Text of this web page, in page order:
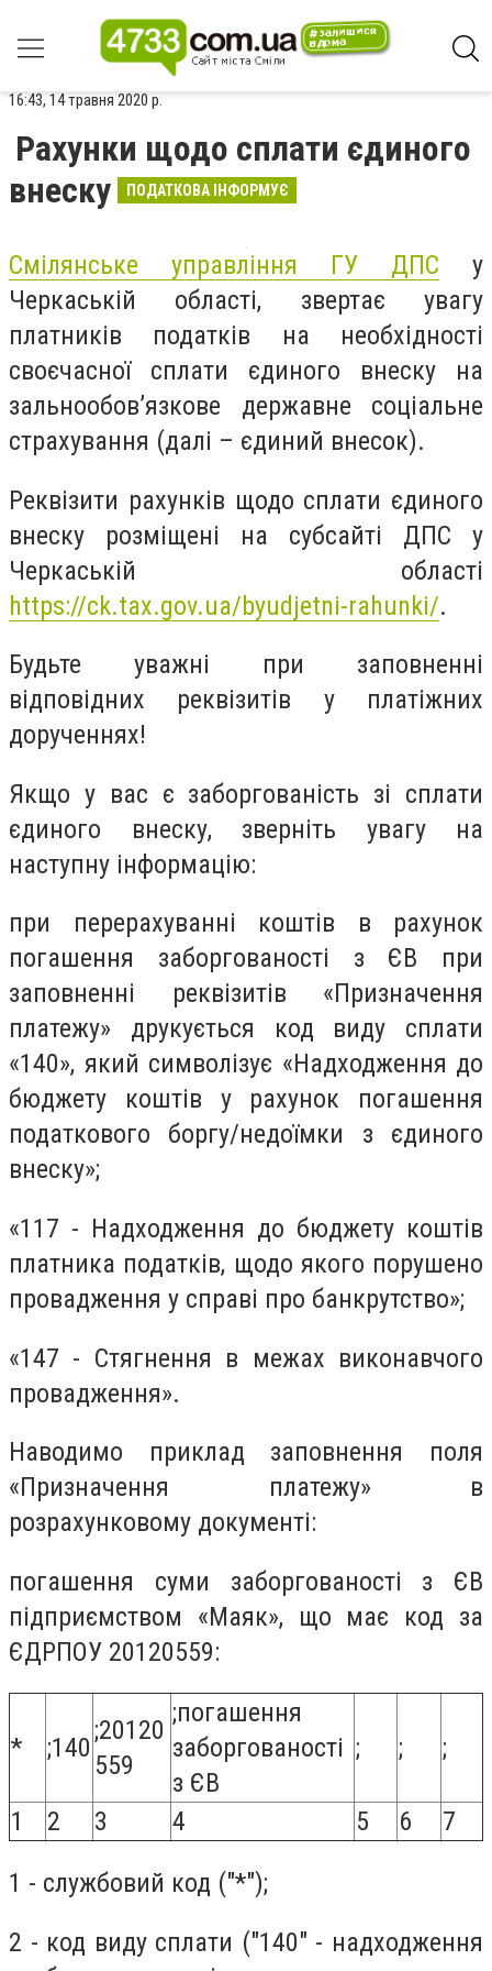
16:43, 14 травня 2020 р.
Рахунки щодо сплати єдиного
внеску
ПОДАТКОВА ІНФОРМУЄ
Смілянське управління ГУ ДПС у
Черкаській області, звертає увагу
платників податків на необхідності
своєчасної сплати єдиного внеску на
зальнообов’язкове державне соціальне
страхування (далі – єдиний внесок).
Реквізити рахунків щодо сплати єдиного
внеску розміщені на субсайті ДПС у
Черкаській області
https://ck.tax.gov.ua/byudjetni-rahunki/.
Будьте уважні при заповненні
відповідних реквізитів у платіжних
дорученнях!
Якщо у вас є заборгованість зі сплати
єдиного внеску, зверніть увагу на
наступну інформацію:
при перерахуванні коштів в рахунок
погашення заборгованості з ЄВ при
заповненні реквізитів «Призначення
платежу» друкується код виду сплати
«140», який символізує «Надходження до
бюджету коштів у рахунок погашення
податкового боргу/недоїмки з єдиного
внеску»;
«117 - Надходження до бюджету коштів
платника податків, щодо якого порушено
провадження у справі про банкрутство»;
«147 - Стягнення в межах виконавчого
провадження».
Наводимо приклад заповнення поля
«Призначення платежу» в
розрахунковому документі:
погашення суми заборгованості з ЄВ
підприємством «Маяк», що має код за
ЄДРПОУ 20120559:
* ;140
;20120
559
;погашення
заборгованості
з ЄВ
; ; ;
1 2 3 4 5 6
7
1 - службовий код ("*");
2 - код виду сплати ("140" - надходження